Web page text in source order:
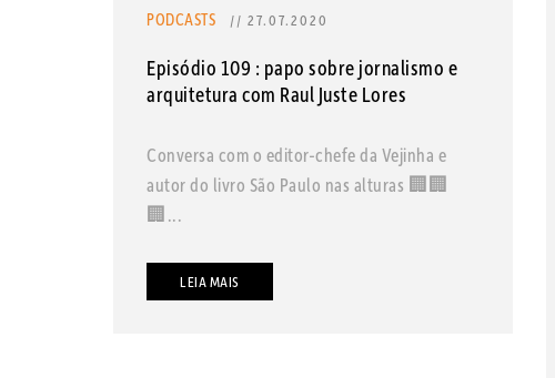
PODCASTS // 27.07.2020
Episódio 109 : papo sobre jornalismo e
arquitetura com Raul Juste Lores
Conversa com o editor-chefe da Vejinha e
autor do livro São Paulo nas alturas 🏢🏢
🏢...
LEIA MAIS